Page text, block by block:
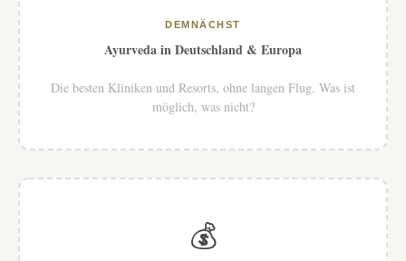
DEMNÄCHST
Ayurveda in Deutschland & Europa
Die besten Kliniken und Resorts, ohne langen Flug. Was ist
möglich, was nicht?
💰